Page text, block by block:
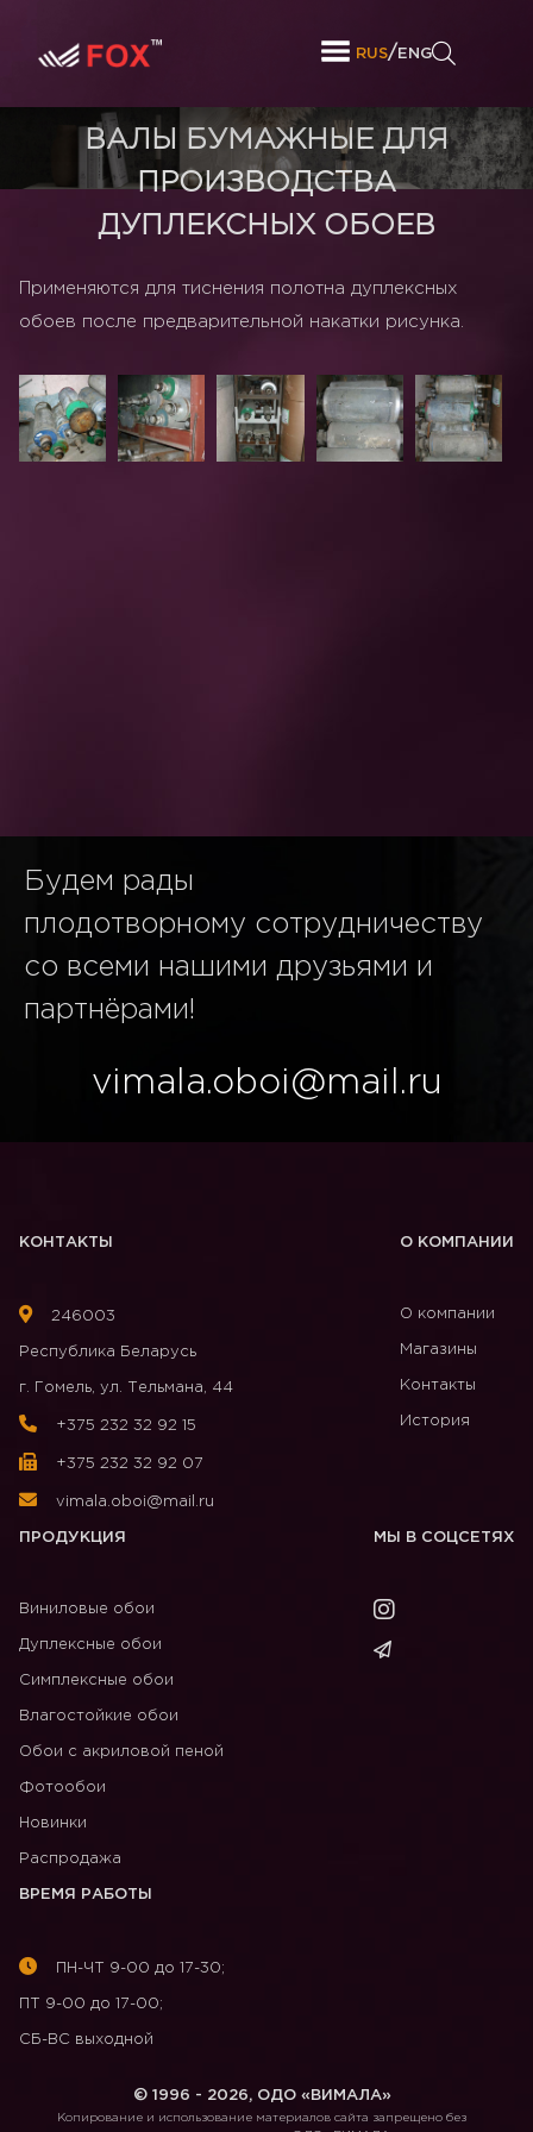
RUS/ ENG
ВАЛЫ БУМАЖНЫЕ ДЛЯ
ПРОИЗВОДСТВА
ДУПЛЕКСНЫХ ОБОЕВ
Применяются для тиснения полотна дуплексных
обоев после предварительной накатки рисунка.
Будем рады
плодотворному сотрудничеству
со всеми нашими друзьями и
партнёрами!
vimala.oboi@mail.ru
КОНТАКТЫ
246003
Республика Беларусь
г. Гомель, ул. Тельмана, 44
+375 232 32 92 15
+375 232 32 92 07
vimala.oboi@mail.ru
О КОМПАНИИ
О компании
Магазины
Контакты
История
ПРОДУКЦИЯ
Виниловые обои
Дуплексные обои
Симплексные обои
Влагостойкие обои
Обои с акриловой пеной
Фотообои
Новинки
Распродажа
МЫ В СОЦСЕТЯХ
ВРЕМЯ РАБОТЫ
ПН-ЧТ 9-00 до 17-30;
ПТ 9-00 до 17-00;
СБ-ВС выходной
© 1996 - 2026, ОДО «ВИМАЛА»
Копирование и использование материалов сайта запрещено без